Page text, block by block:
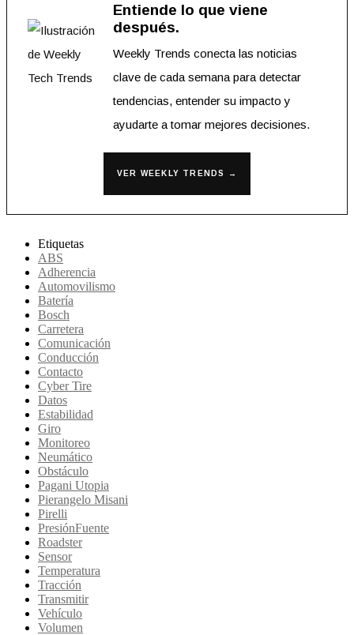
Entiende lo que viene
después.
Weekly Trends conecta las noticias
clave de cada semana para detectar
tendencias, entender su impacto y
ayudarte a tomar mejores decisiones.
VER WEEKLY TRENDS →
Etiquetas
ABS
Adherencia
Automovilismo
Batería
Bosch
Carretera
Comunicación
Conducción
Contacto
Cyber Tire
Datos
Estabilidad
Giro
Monitoreo
Neumático
Obstáculo
Pagani Utopia
Pierangelo Misani
Pirelli
PresiónFuente
Roadster
Sensor
Temperatura
Tracción
Transmitir
Vehículo
Volumen